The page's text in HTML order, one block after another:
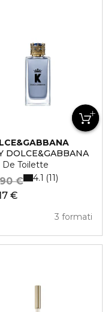
DOLCE&GABBANA
De Toilette
€
€
3 formati
4.1 11